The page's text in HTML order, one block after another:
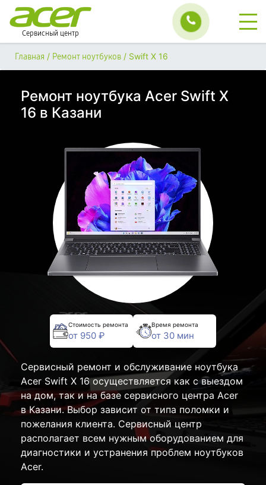
Сервисный центр
Главная / Ремонт ноутбуков / Swift X 16
Ремонт ноутбука Acer Swift X
16 в Казани
Стоимость ремонта
от 950 ₽
Время ремонта
от 30 мин
Сервисный ремонт и обслуживание ноутбука
Acer Swift X 16 осуществляется как с выездом
на дом, так и на базе сервисного центра Acer
в Казани. Выбор зависит от типа поломки и
пожелания клиента. Сервисный центр
располагает всем нужным оборудованием для
диагностики и устранения проблем ноутбуков
Acer.